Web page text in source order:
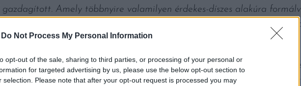
Do Not Process My Personal Information
opt-out of the sale, sharing to third parties, or processing of your personal or
for targeted advertising by us, please use the below opt-out section to
selection. Please note that after your opt-out request is processed you may
gazdagított. Amely többnyire valamilyen érdekes-díszes alakúra
a tavasz kezdetére utalt, a tejelő állatok életképességére
merült teljesen, manapság pedig újra mind több sárga túró recepttel
szócikke is bemutat egyet, amivel nem tévedhetünk nagyot.
„A
valamint a sót. A felvert tojásokat hozzáadják a felforrt tejhez, és